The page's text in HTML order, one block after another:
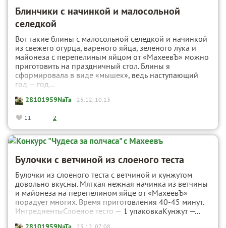
Блинчики c начинкой и малосольной
селедкой
Вот такие блины с малосольной селедкой и начинкой
из свежего огурца, вареного яйца, зеленого лука и
майонеза с перепелиным яйцом от «МахеевЪ» можно
приготовить на праздничный стол. Блины я
сформировала в виде «мышек», ведь наступающий
год — год...
28101959NaTa 25.12, 10:13
11 2
Булочки с ветчиной из слоеного теста
Булочки из слоеного теста с ветчиной и кунжутом
довольно вкусны. Мягкая нежная начинка из ветчины
и майонеза на перепелином яйце от «МахеевЪ»
порадует многих. Время приготовления 40-45 минут.
ИнгредиентыСлоеное тесто — 1 упаковкаКунжут —...
25.12, 07:08